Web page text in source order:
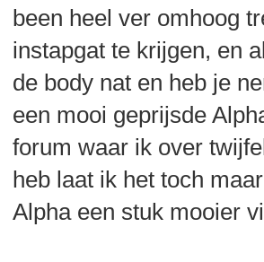
been heel ver omhoog
instapgat te krijgen, en
de body nat en heb je
een mooi geprijsde
forum waar ik over
heb laat ik het toch
Alpha een stuk mooier